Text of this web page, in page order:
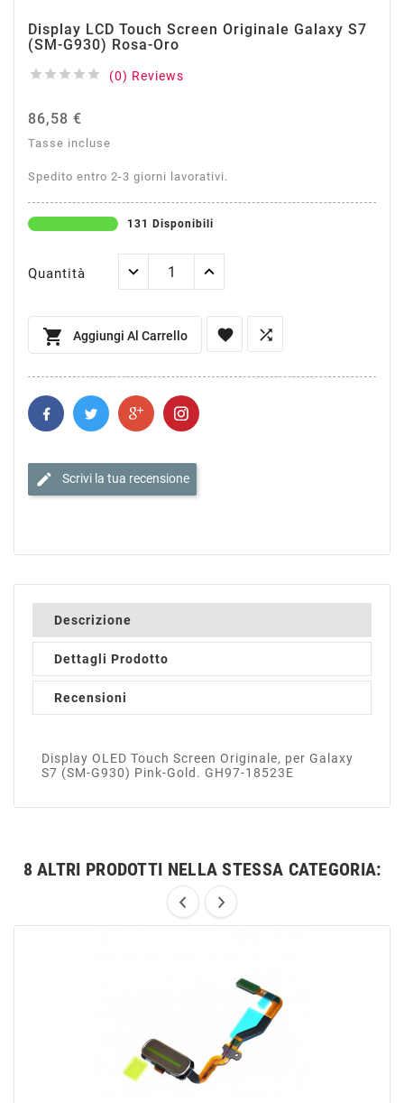
Display LCD Touch Screen Originale Galaxy S7
(SM-G930) Rosa-Oro
     (0) Reviews
86,58 €
Tasse incluse
Spedito entro 2-3 giorni lavorativi.
131 Disponibili
Quantità
 Aggiungi Al Carrello  
edit Scrivi la tua recensione
Descrizione
Dettagli Prodotto
Recensioni
Display OLED Touch Screen Originale, per Galaxy
S7 (SM-G930) Pink-Gold. GH97-18523E
8 ALTRI PRODOTTI NELLA STESSA CATEGORIA: